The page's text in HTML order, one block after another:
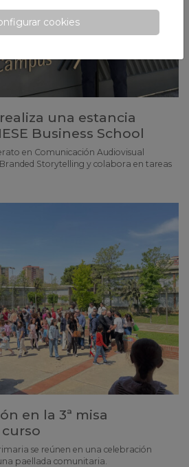
una estancia
Business School
en Comunicación Audiovisual
Storytelling y colabora en tareas
en la 3ª misa
se reúnen en una celebración
paellada comunitaria.
cookies